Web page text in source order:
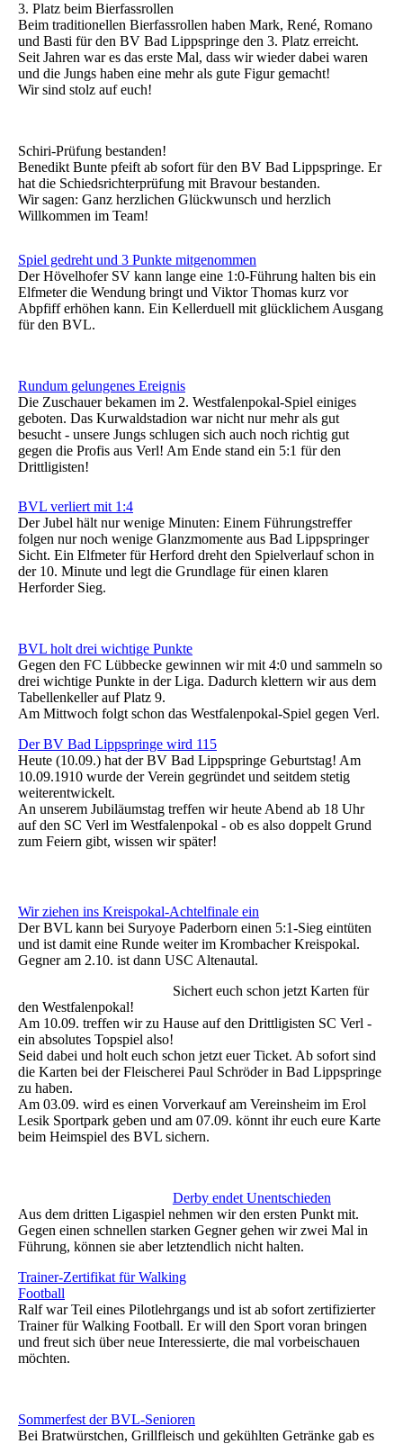
3. Platz beim Bierfassrollen
Beim traditionellen Bierfassrollen haben Mark, René, Romano
und Basti für den BV Bad Lippspringe den 3. Platz erreicht.
Seit Jahren war es das erste Mal, dass wir wieder dabei waren
und die Jungs haben eine mehr als gute Figur gemacht!
Wir sind stolz auf euch!
Schiri-Prüfung bestanden!
Benedikt Bunte pfeift ab sofort für den BV Bad Lippspringe. Er
hat die Schiedsrichterprüfung mit Bravour bestanden.
Wir sagen: Ganz herzlichen Glückwunsch und herzlich
Willkommen im Team!
Spiel gedreht und 3 Punkte mitgenommen
Der Hövelhofer SV kann lange eine 1:0-Führung halten bis ein
Elfmeter die Wendung bringt und Viktor Thomas kurz vor
Abpfiff erhöhen kann. Ein Kellerduell mit glücklichem Ausgang
für den BVL.
Rundum gelungenes Ereignis
Die Zuschauer bekamen im 2. Westfalenpokal-Spiel einiges
geboten. Das Kurwaldstadion war nicht nur mehr als gut
besucht - unsere Jungs schlugen sich auch noch richtig gut
gegen die Profis aus Verl! Am Ende stand ein 5:1 für den
Drittligisten!
BVL verliert mit 1:4
Der Jubel hält nur wenige Minuten: Einem Führungstreffer
folgen nur noch wenige Glanzmomente aus Bad Lippspringer
Sicht. Ein Elfmeter für Herford dreht den Spielverlauf schon in
der 10. Minute und legt die Grundlage für einen klaren
Herforder Sieg.
BVL holt drei wichtige Punkte
Gegen den FC Lübbecke gewinnen wir mit 4:0 und sammeln so
drei wichtige Punkte in der Liga. Dadurch klettern wir aus dem
Tabellenkeller auf Platz 9.
Am Mittwoch folgt schon das Westfalenpokal-Spiel gegen Verl.
Der BV Bad Lippspringe wird 115
Heute (10.09.) hat der BV Bad Lippspringe Geburtstag! Am
10.09.1910 wurde der Verein gegründet und seitdem stetig
weiterentwickelt.
An unserem Jubiläumstag treffen wir heute Abend ab 18 Uhr
auf den SC Verl im Westfalenpokal - ob es also doppelt Grund
zum Feiern gibt, wissen wir später!
Wir ziehen ins Kreispokal-Achtelfinale ein
Der BVL kann bei Suryoye Paderborn einen 5:1-Sieg eintüten
und ist damit eine Runde weiter im Krombacher Kreispokal.
Gegner am 2.10. ist dann USC Altenautal.
Sichert euch schon jetzt Karten für
den Westfalenpokal!
Am 10.09. treffen wir zu Hause auf den Drittligisten SC Verl -
ein absolutes Topspiel also!
Seid dabei und holt euch schon jetzt euer Ticket. Ab sofort sind
die Karten bei der Fleischerei Paul Schröder in Bad Lippspringe
zu haben.
Am 03.09. wird es einen Vorverkauf am Vereinsheim im Erol
Lesik Sportpark geben und am 07.09. könnt ihr euch eure Karte
beim Heimspiel des BVL sichern.
Derby endet Unentschieden
Aus dem dritten Ligaspiel nehmen wir den ersten Punkt mit.
Gegen einen schnellen starken Gegner gehen wir zwei Mal in
Führung, können sie aber letztendlich nicht halten.
Trainer-Zertifikat für Walking
Football
Ralf war Teil eines Pilotlehrgangs und ist ab sofort zertifizierter
Trainer für Walking Football. Er will den Sport voran bringen
und freut sich über neue Interessierte, die mal vorbeischauen
möchten.
Sommerfest der BVL-Senioren
Bei Bratwürstchen, Grillfleisch und gekühlten Getränke gab es